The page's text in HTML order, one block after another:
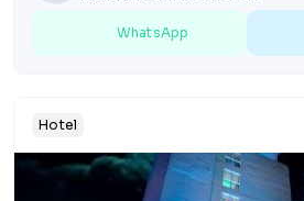
WhatsApp
Hotel